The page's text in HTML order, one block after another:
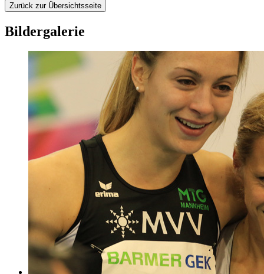
Zurück zur Übersichtsseite
Bildergalerie